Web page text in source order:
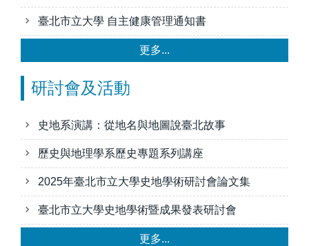
臺北市立大學 自主健康管理通知書
更多...
研討會及活動
史地系演講：從地名與地圖說臺北故事
歷史與地理學系歷史專題系列講座
2025年臺北市立大學史地學術研討會論文集
臺北市立大學史地學術暨成果發表研討會
更多...